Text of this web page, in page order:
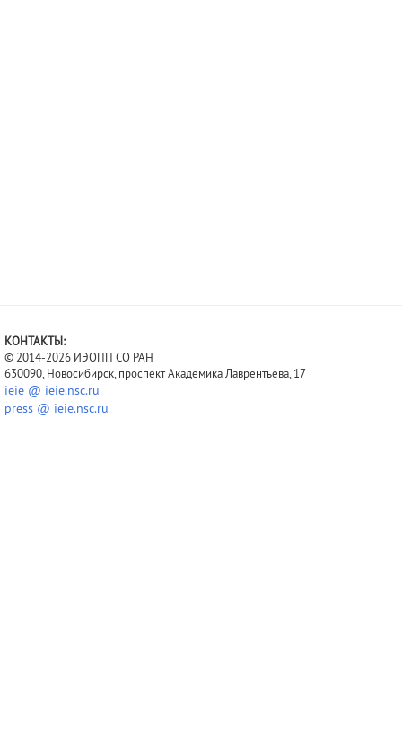
КОНТАКТЫ:
© 2014-2026 ИЭОПП СО РАН
630090, Новосибирск, проспект Академика Лаврентьева, 17
ieie @ ieie.nsc.ru
press @ ieie.nsc.ru